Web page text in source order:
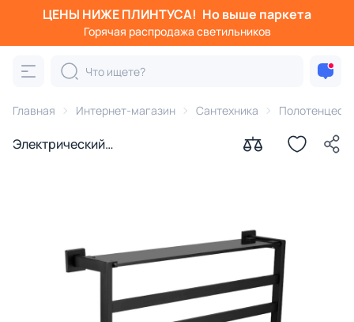
ЦЕНЫ НИЖЕ ПЛИНТУСА! Но выше паркета
Горячая распродажа светильников
Главная Интернет-магазин Сантехника
Электрический